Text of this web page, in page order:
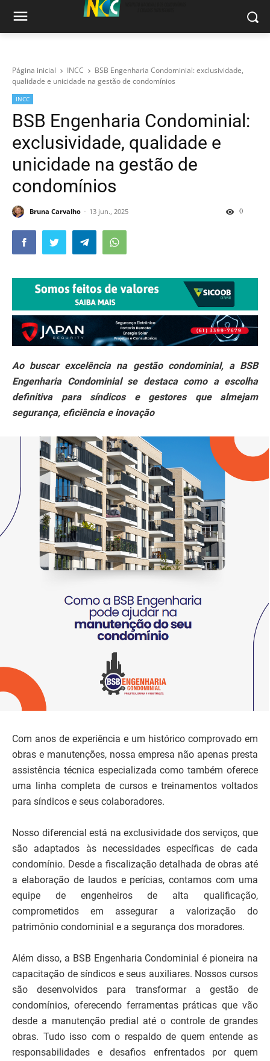
Página inicial INCC
BSB Engenharia Condominial: exclusividade,
qualidade e unicidade na gestão de condomínios
INCC
BSB Engenharia Condominial:
exclusividade, qualidade e
unicidade na gestão de
condomínios
Bruna Carvalho 13 jun., 2025 0
Ao buscar excelência na gestão condominial, a BSB
Engenharia Condominial se destaca como a escolha
definitiva para síndicos e gestores que almejam
segurança, eficiência e inovação
Com anos de experiência e um histórico comprovado em
obras e manutenções, nossa empresa não apenas presta
assistência técnica especializada como também oferece
uma linha completa de cursos e treinamentos voltados
para síndicos e seus colaboradores.
Nosso diferencial está na exclusividade dos serviços, que
são adaptados às necessidades específicas de cada
condomínio. Desde a fiscalização detalhada de obras até
a elaboração de laudos e perícias, contamos com uma
equipe de engenheiros de alta qualificação,
comprometidos em assegurar a valorização do
patrimônio condominial e a segurança dos moradores.
Além disso, a BSB Engenharia Condominial é pioneira na
capacitação de síndicos e seus auxiliares. Nossos cursos
são desenvolvidos para transformar a gestão de
condomínios, oferecendo ferramentas práticas que vão
desde a manutenção predial até o controle de grandes
obras. Tudo isso com o respaldo de quem entende as
responsabilidades e desafios enfrentados por quem